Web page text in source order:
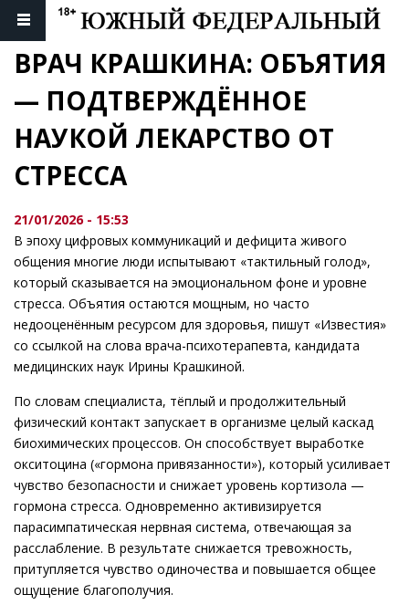
ВРАЧ КРАШКИНА: ОБЪЯТИЯ
— ПОДТВЕРЖДЁННОЕ
НАУКОЙ ЛЕКАРСТВО ОТ
СТРЕССА
21/01/2026 - 15:53
В эпоху цифровых коммуникаций и дефицита живого
общения многие люди испытывают «тактильный голод»,
который сказывается на эмоциональном фоне и уровне
стресса. Объятия остаются мощным, но часто
недооценённым ресурсом для здоровья, пишут «Известия»
со ссылкой на слова врача-психотерапевта, кандидата
медицинских наук Ирины Крашкиной.
По словам специалиста, тёплый и продолжительный
физический контакт запускает в организме целый каскад
биохимических процессов. Он способствует выработке
окситоцина («гормона привязанности»), который усиливает
чувство безопасности и снижает уровень кортизола —
гормона стресса. Одновременно активизируется
парасимпатическая нервная система, отвечающая за
расслабление. В результате снижается тревожность,
притупляется чувство одиночества и повышается общее
ощущение благополучия.